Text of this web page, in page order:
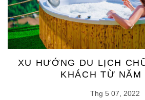
XU HƯỚNG DU LỊCH
KHÁCH TỪ NĂM
Thg 5 07, 2022